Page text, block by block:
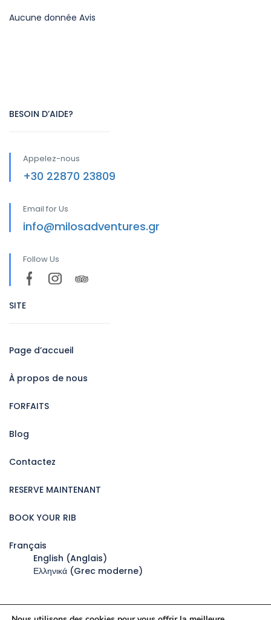
Aucune donnée Avis
BESOIN D’AIDE?
Appelez-nous
+30 22870 23809
Email for Us
info@milosadventures.gr
Follow Us
SITE
Page d’accueil
À propos de nous
FORFAITS
Blog
Contactez
RESERVE MAINTENANT
BOOK YOUR RIB
Français
English (Anglais)
Ελληνικά (Grec moderne)